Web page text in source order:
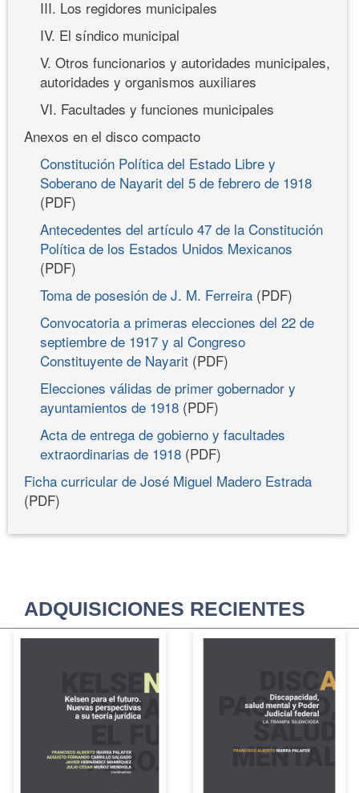
III. Los regidores municipales
IV. El síndico municipal
V. Otros funcionarios y autoridades municipales,
autoridades y organismos auxiliares
VI. Facultades y funciones municipales
Anexos en el disco compacto
Constitución Política del Estado Libre y
Soberano de Nayarit del 5 de febrero de 1918
(PDF)
Antecedentes del artículo 47 de la Constitución
Política de los Estados Unidos Mexicanos
(PDF)
Toma de posesión de J. M. Ferreira (PDF)
Convocatoria a primeras elecciones del 22 de
septiembre de 1917 y al Congreso
Constituyente de Nayarit (PDF)
Elecciones válidas de primer gobernador y
ayuntamientos de 1918 (PDF)
Acta de entrega de gobierno y facultades
extraordinarias de 1918 (PDF)
Ficha curricular de José Miguel Madero Estrada
(PDF)
ADQUISICIONES RECIENTES